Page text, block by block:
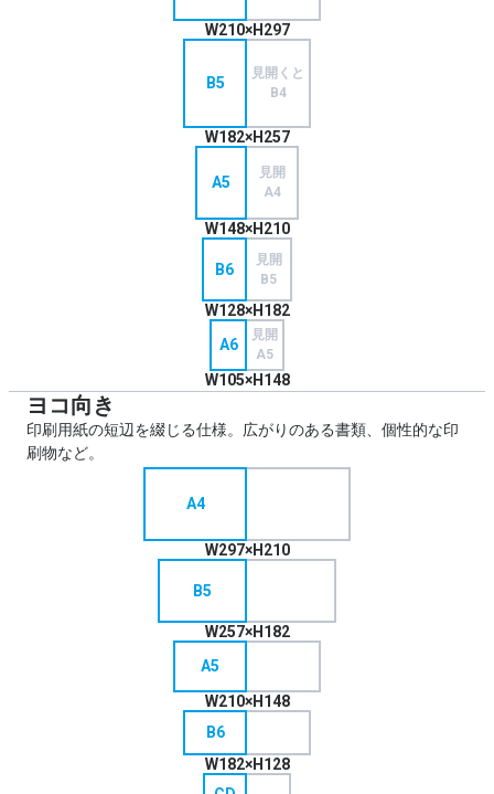
W210×H297
B5
見開くと
B4
W182×H257
A5
見開
A4
W148×H210
B6
見開
B5
W128×H182
A6
見開
A5
W105×H148
ヨコ向き
印刷用紙の短辺を綴じる仕様。広がりのある書類、個性的な印
刷物など。
A4
W297×H210
B5
W257×H182
A5
W210×H148
B6
W182×H128